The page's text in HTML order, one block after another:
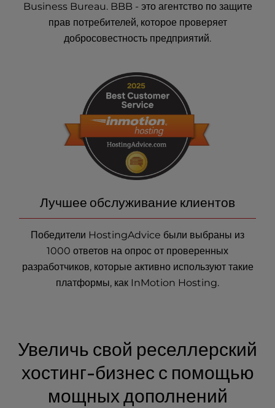
Business Bureau. BBB - это агентство по защите
прав потребителей, которое проверяет
добросовестность предприятий.
Лучшее обслуживание клиентов
Победители HostingAdvice были выбраны из
1000 ответов на опрос от проверенных
разработчиков, которые активно используют такие
платформы, как InMotion Hosting.
Увеличь свой реселлерский
хостинг-бизнес с помощью
мощных дополнений